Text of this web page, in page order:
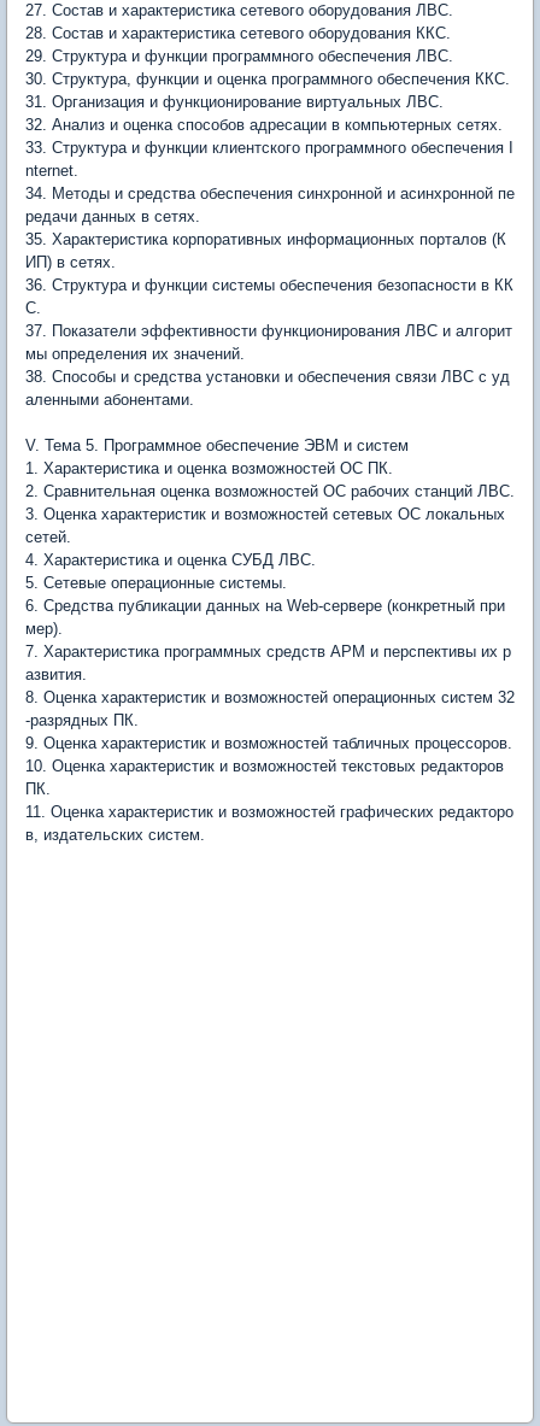
27. Состав и характеристика сетевого оборудования ЛВС.
28. Состав и характеристика сетевого оборудования ККС.
29. Структура и функции программного обеспечения ЛВС.
30. Структура, функции и оценка программного обеспечения ККС.
31. Организация и функционирование виртуальных ЛВС.
32. Анализ и оценка способов адресации в компьютерных сетях.
33. Структура и функции клиентского программного обеспечения I
nternet.
34. Методы и средства обеспечения синхронной и асинхронной пе
редачи данных в сетях.
35. Характеристика корпоративных информационных порталов (К
ИП) в сетях.
36. Структура и функции системы обеспечения безопасности в КК
С.
37. Показатели эффективности функционирования ЛВС и алгорит
мы определения их значений.
38. Способы и средства установки и обеспечения связи ЛВС с уд
аленными абонентами.
V. Тема 5. Программное обеспечение ЭВМ и систем
1. Характеристика и оценка возможностей ОС ПК.
2. Сравнительная оценка возможностей ОС рабочих станций ЛВС.
3. Оценка характеристик и возможностей сетевых ОС локальных
сетей.
4. Характеристика и оценка СУБД ЛВС.
5. Сетевые операционные системы.
6. Средства публикации данных на Web-сервере (конкретный при
мер).
7. Характеристика программных средств АРМ и перспективы их р
азвития.
8. Оценка характеристик и возможностей операционных систем 32
-разрядных ПК.
9. Оценка характеристик и возможностей табличных процессоров.
10. Оценка характеристик и возможностей текстовых редакторов
ПК.
11. Оценка характеристик и возможностей графических редакторо
в, издательских систем.